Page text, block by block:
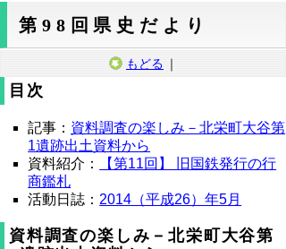
第98回県史だより
もどる ｜
目次
記事： 資料調査の楽しみ－北栄町大谷第
1遺跡出土資料から
資料紹介：
【第11回】 旧国鉄発行の行
商鑑札
活動日誌： 2014（平成26）年5月
資料調査の楽しみ－北栄町大谷第